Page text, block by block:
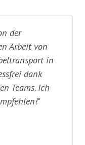
der
Arbeit von
in
dank
Teams. Ich